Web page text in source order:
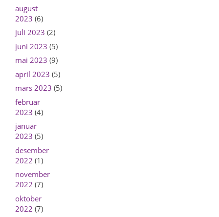
august
2023 (6)
juli 2023 (2)
juni 2023 (5)
mai 2023 (9)
april 2023 (5)
mars 2023 (5)
februar
2023 (4)
januar
2023 (5)
desember
2022 (1)
november
2022 (7)
oktober
2022 (7)